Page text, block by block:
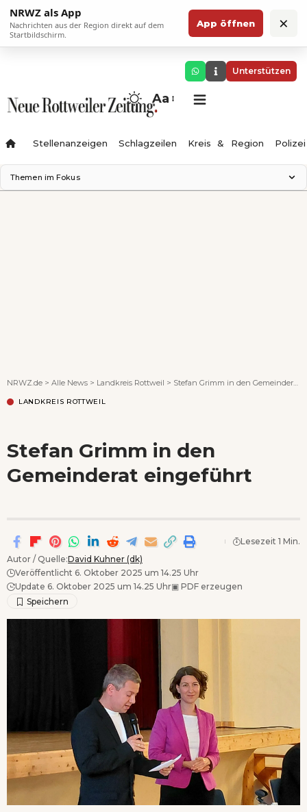
NRWZ als App
Nachrichten aus der Region direkt auf dem
Startbildschirm.
App öffnen ×
Unterstützen
Aa
Stellenanzeigen Schlagzeilen Kreis & Region Polizei
Themen im Fokus
NRWZ.de > Alle News > Landkreis Rottweil > Stefan Grimm in den Gemeinderat eingeführt
LANDKREIS ROTTWEIL
Stefan Grimm in den
Gemeinderat eingeführt
Autor / Quelle:David Kuhner (dk)
Veröffentlicht 6. Oktober 2025 um 14.25 Uhr
Update 6. Oktober 2025 um 14.25 Uhr▣ PDF erzeugen
Lesezeit 1 Min.